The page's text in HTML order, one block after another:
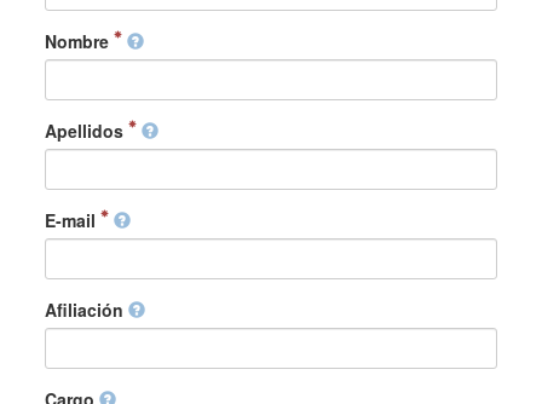
Nombre
Apellidos
E-mail
Afiliación
Cargo